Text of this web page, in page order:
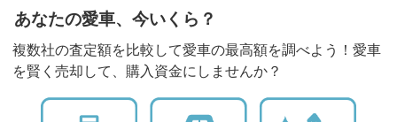
あなたの愛車、今いくら？
複数社の査定額を比較して愛車の最高額を調べよう！愛車
を賢く売却して、購入資金にしませんか？